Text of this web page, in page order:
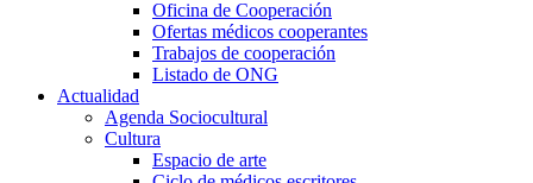
Oficina de Cooperación
Ofertas médicos cooperantes
Trabajos de cooperación
Listado de ONG
Actualidad
Agenda Sociocultural
Cultura
Espacio de arte